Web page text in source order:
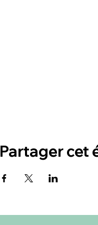
Partager cet